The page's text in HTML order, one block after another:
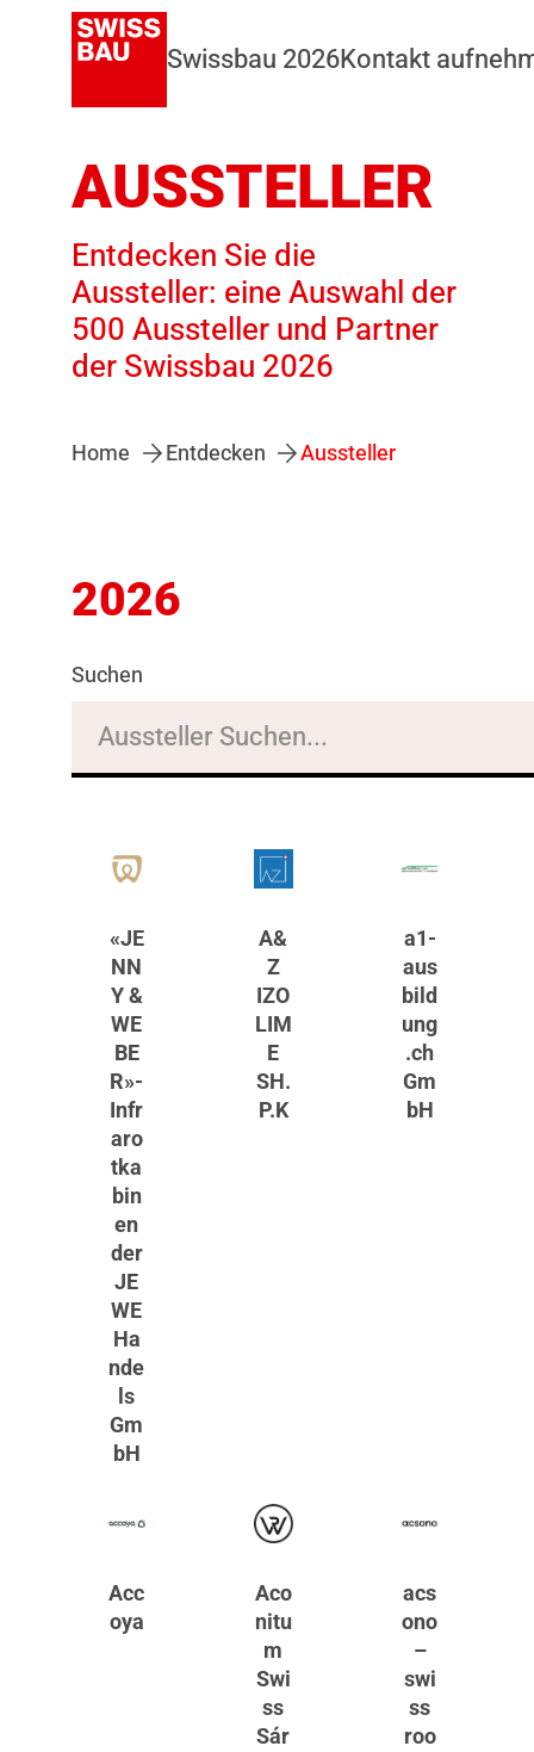
Swissbau 2026Kontakt
AUSSTELLER
Entdecken Sie die
Aussteller: eine Auswahl der
500 Aussteller und Partner
der Swissbau 2026
Home Entdecken Aussteller
2026
Suchen
«JE
NN
Y &
WE
BE
R»-
Infr
aro
tka
bin
en
der
JE
WE
Ha
nde
ls
Gm
bH
A&
Z
IZO
LIM
E
SH.
P.K
a1-
aus
bild
ung
.ch
Gm
bH
Acc
oya
Aco
nitu
m
Swi
ss
Sár
acs
ono
–
swi
ss
roo